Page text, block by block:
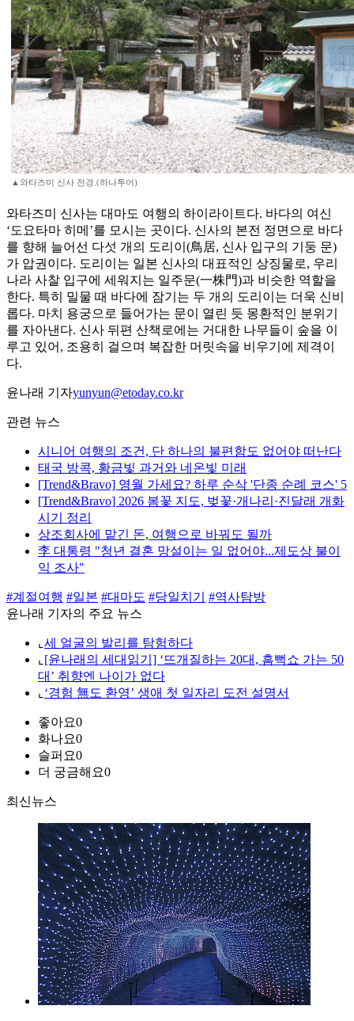
▲와타즈미 신사 전경.(하나투어)
와타즈미 신사는 대마도 여행의 하이라이트다. 바다의 여신
‘도요타마 히메’를 모시는 곳이다. 신사의 본전 정면으로 바다
를 향해 늘어선 다섯 개의 도리이(鳥居, 신사 입구의 기둥 문)
가 압권이다. 도리이는 일본 신사의 대표적인 상징물로, 우리
나라 사찰 입구에 세워지는 일주문(一株門)과 비슷한 역할을
한다. 특히 밀물 때 바다에 잠기는 두 개의 도리이는 더욱 신비
롭다. 마치 용궁으로 들어가는 문이 열린 듯 몽환적인 분위기
를 자아낸다. 신사 뒤편 산책로에는 거대한 나무들이 숲을 이
루고 있어, 조용히 걸으며 복잡한 머릿속을 비우기에 제격이
다.
윤나래 기자yunyun@etoday.co.kr
관련 뉴스
시니어 여행의 조건, 단 하나의 불편함도 없어야 떠난다
태국 방콕, 황금빛 과거와 네온빛 미래
[Trend&Bravo] 영월 가세요? 하루 순삭 '단종 순례 코스' 5
[Trend&Bravo] 2026 봄꽃 지도, 벚꽃·개나리·진달래 개화
시기 정리
상조회사에 맡긴 돈, 여행으로 바꿔도 될까
李 대통령 "청년 결혼 망설이는 일 없어야...제도상 불이
익 조사"
#계절여행 #일본 #대마도 #당일치기
#역사탐방
윤나래 기자의 주요 뉴스
⌞ 세 얼굴의 발리를 탐험하다
⌞ [윤나래의 세대읽기] ‘뜨개질하는 20대, 흠뻑쇼 가는 50
대’ 취향엔 나이가 없다
⌞ ‘경험 無도 환영’ 생애 첫 일자리 도전 설명서
좋아요0
화나요0
슬퍼요0
더 궁금해요0
최신뉴스